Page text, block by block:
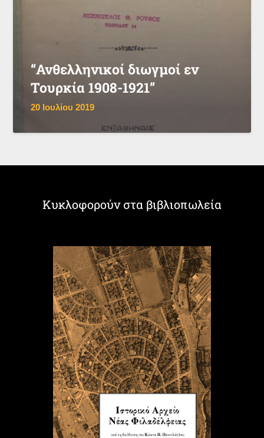
“Ανθελληνικοί διωγμοί εν
Τουρκία 1908-1921”
20 Ιουλίου 2019
Κυκλοφορούν στα βιβλιοπωλεία